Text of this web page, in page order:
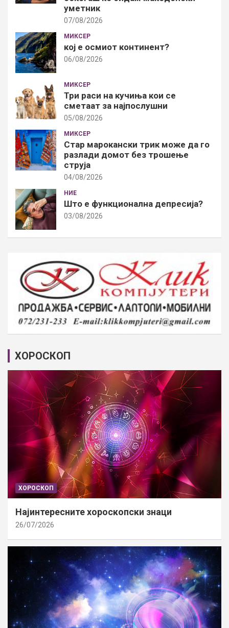
уметник
07/08/2026
МИКСЕР
кој е осмиот континент?
06/08/2026
МИКСЕР
Три раси на кучиња кои се
сметаат за најпослушни
05/08/2026
МИКСЕР
Стар марокански трик може да го
разлади домот без трошење
струја
04/08/2026
НИЕ
Што е функционална депресија?
03/08/2026
ХОРОСКОП
ХОРОСКОП
Најинтересните хороскопски знаци
26/07/2026